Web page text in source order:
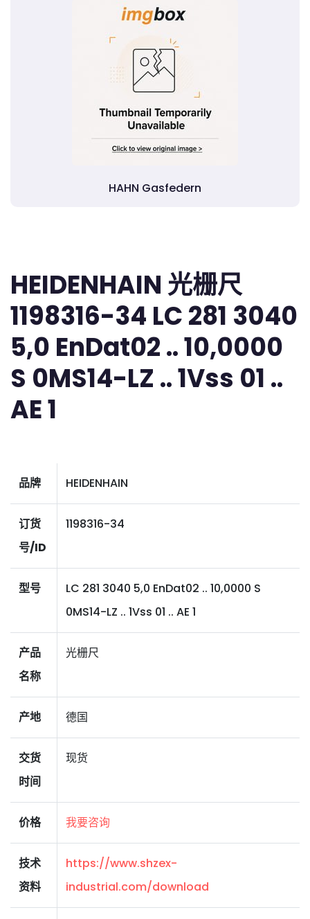
HAHN Gasfedern
HEIDENHAIN 光栅尺
1198316-34 LC 281 3040
5,0 EnDat02 .. 10,0000
S 0MS14-LZ .. 1Vss 01 ..
AE 1
品牌 HEIDENHAIN
订货
号/ID
1198316-34
型号
LC 281 3040 5,0 EnDat02 .. 10,0000 S
0MS14-LZ .. 1Vss 01 .. AE 1
产品
名称
光栅尺
产地 德国
交货
时间
现货
价格 我要咨询
技术
资料
https://www.shzex-
industrial.com/download